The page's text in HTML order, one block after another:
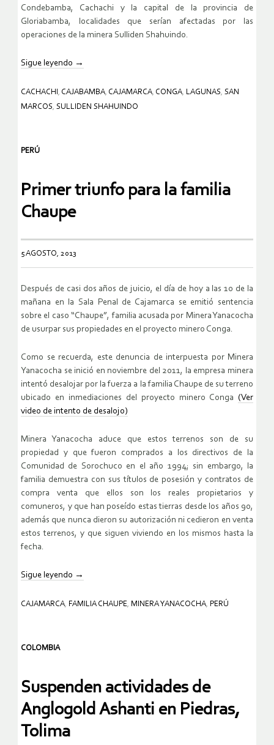
Condebamba, Cachachi y la capital de la provincia de
Gloriabamba, localidades que serían afectadas por las
operaciones de la minera Sulliden Shahuindo.
Sigue leyendo →
CACHACHI , CAJABAMBA, CAJAMARCA, CONGA, LAGUNAS, SAN
MARCOS, SULLIDEN SHAHUINDO
PERÚ
Primer triunfo para la familia
Chaupe
5 AGOSTO, 2013
Después de casi dos años de juicio, el día de hoy a las 10 de la
mañana en la Sala Penal de Cajamarca se emitió sentencia
sobre el caso “Chaupe”, familia acusada por Minera Yanacocha
de usurpar sus propiedades en el proyecto minero Conga.
Como se recuerda, este denuncia de interpuesta por Minera
Yanacocha se inició en noviembre del 2011, la empresa minera
intentó desalojar por la fuerza a la familia Chaupe de su terreno
ubicado en inmediaciones del proyecto minero Conga (Ver
video de intento de desalojo)
Minera Yanacocha aduce que estos terrenos son de su
propiedad y que fueron comprados a los directivos de la
Comunidad de Sorochuco en el año 1994; sin embargo, la
familia demuestra con sus títulos de posesión y contratos de
compra venta que ellos son los reales propietarios y
comuneros, y que han poseído estas tierras desde los años 90,
además que nunca dieron su autorización ni cedieron en venta
estos terrenos, y que siguen viviendo en los mismos hasta la
fecha.
Sigue leyendo →
CAJAMARCA, FAMILIA CHAUPE, MINERA YANACOCHA, PERÚ
COLOMBIA
Suspenden actividades de
Anglogold Ashanti en Piedras,
Tolima